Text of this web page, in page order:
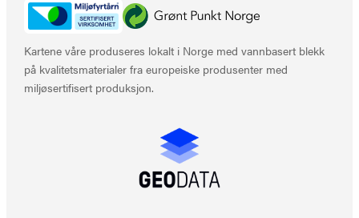
Kartene våre produseres lokalt i Norge med vannbasert blekk
på kvalitetsmaterialer fra europeiske produsenter med
miljøsertifisert produksjon.